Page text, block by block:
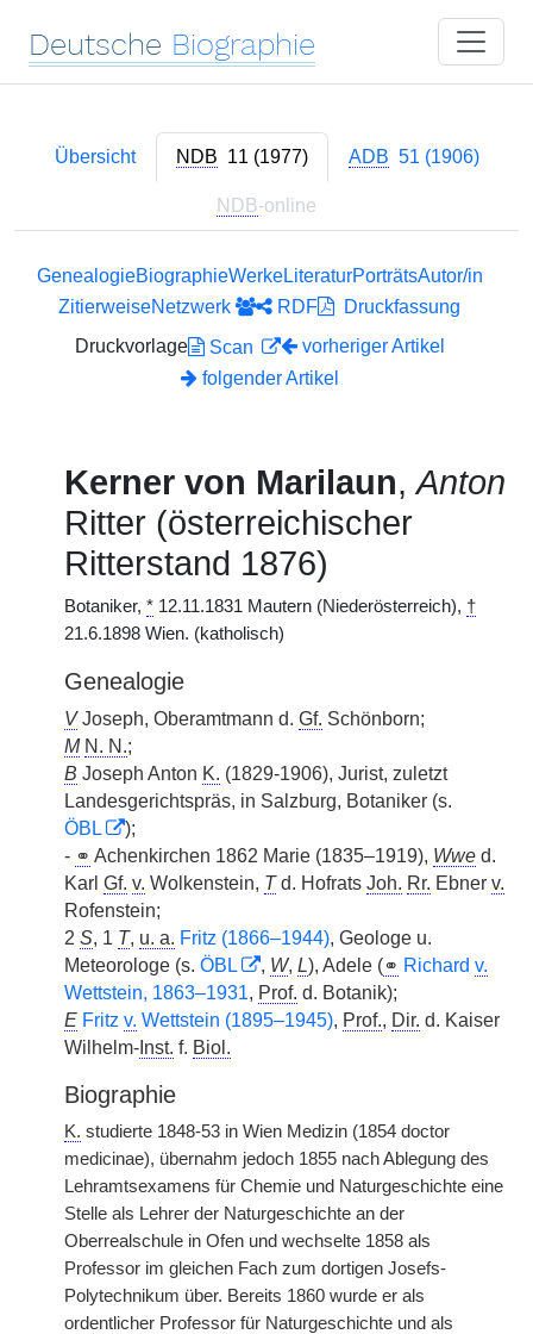
Deutsche Biographie
Übersicht NDB 11 (1977) ADB 51 (1906)
NDB-online
GenealogieBiographieWerkeLiteraturPorträtsAutor/in
ZitierweiseNetzwerk RDF
Druckfassung
Druckvorlage
Scan
vorheriger Artikel
folgender Artikel
Kerner von Marilaun,Anton
Ritter (österreichischer
Ritterstand 1876)
Botaniker, * 12.11.1831 Mautern (Niederösterreich), †
21.6.1898 Wien. (katholisch)
Genealogie
VJoseph, Oberamtmann d. Gf. Schönborn;
M N. N.;
B Joseph Anton K. (1829-1906), Jurist, zuletzt
Landesgerichtspräs, in Salzburg, Botaniker (s.
ÖBL
);
- ⚭ Achenkirchen 1862 Marie (1835–1919), Wwe d.
Karl Gf. v. Wolkenstein, Td. Hofrats Joh. Rr. Ebner v.
Rofenstein;
2 S, 1 T, u. a. Fritz (1866–1944), Geologe u.
Meteorologe (s. ÖBL , W, L), Adele (⚭ Richard v.
Wettstein, 1863–1931, Prof. d. Botanik);
E Fritz v. Wettstein (1895–1945), Prof., Dir. d. Kaiser
Wilhelm- Inst. f. Biol.
Biographie
K. studierte 1848-53 in Wien Medizin (1854 doctor
medicinae), übernahm jedoch 1855 nach Ablegung des
Lehramtsexamens für Chemie und Naturgeschichte eine
Stelle als Lehrer der Naturgeschichte an der
Oberrealschule in Ofen und wechselte 1858 als
Professor im gleichen Fach zum dortigen Josefs-
Polytechnikum über. Bereits 1860 wurde er als
ordentlicher Professor für Naturgeschichte und als